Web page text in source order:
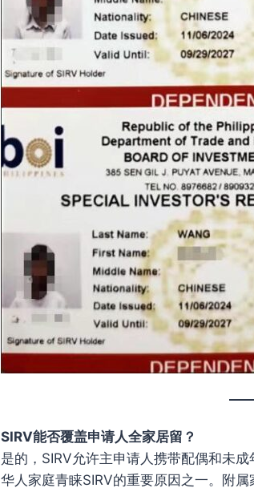
SIRV能否覆盖申请人全家居留？
是的，SIRV允许主申请人携带配偶和未
华人家庭青睐SIRV的重要原因之一。附